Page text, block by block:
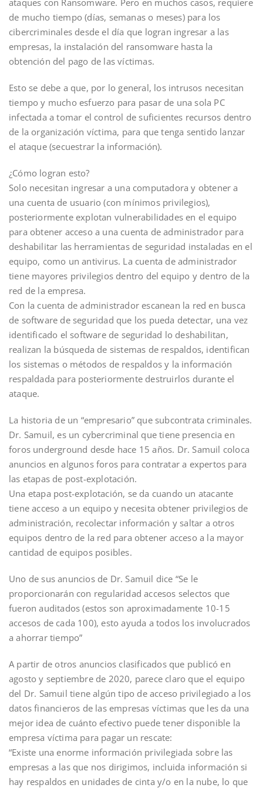
de mucho tiempo (días, semanas o meses) para los
cibercriminales desde el día que logran ingresar a las
empresas, la instalación del ransomware hasta la
obtención del pago de las víctimas.
Esto se debe a que, por lo general, los intrusos necesitan
tiempo y mucho esfuerzo para pasar de una sola PC
infectada a tomar el control de suficientes recursos dentro
de la organización víctima, para que tenga sentido lanzar
el ataque (secuestrar la información).
¿Cómo logran esto?
Solo necesitan ingresar a una computadora y obtener a
una cuenta de usuario (con mínimos privilegios),
posteriormente explotan vulnerabilidades en el equipo
para obtener acceso a una cuenta de administrador para
deshabilitar las herramientas de seguridad instaladas en el
equipo, como un antivirus. La cuenta de administrador
tiene mayores privilegios dentro del equipo y dentro de la
red de la empresa.
Con la cuenta de administrador escanean la red en busca
de software de seguridad que los pueda detectar, una vez
identificado el software de seguridad lo deshabilitan,
realizan la búsqueda de sistemas de respaldos, identifican
los sistemas o métodos de respaldos y la información
respaldada para posteriormente destruirlos durante el
ataque.
La historia de un “empresario” que subcontrata criminales.
Dr. Samuil, es un cybercriminal que tiene presencia en
foros underground desde hace 15 años. Dr. Samuil coloca
anuncios en algunos foros para contratar a expertos para
las etapas de post-explotación.
Una etapa post-explotación, se da cuando un atacante
tiene acceso a un equipo y necesita obtener privilegios de
administración, recolectar información y saltar a otros
equipos dentro de la red para obtener acceso a la mayor
cantidad de equipos posibles.
Uno de sus anuncios de Dr. Samuil dice “Se le
proporcionarán con regularidad accesos selectos que
fueron auditados (estos son aproximadamente 10-15
accesos de cada 100), esto ayuda a todos los involucrados
a ahorrar tiempo”
A partir de otros anuncios clasificados que publicó en
agosto y septiembre de 2020, parece claro que el equipo
del Dr. Samuil tiene algún tipo de acceso privilegiado a los
datos financieros de las empresas víctimas que les da una
mejor idea de cuánto efectivo puede tener disponible la
empresa víctima para pagar un rescate:
“Existe una enorme información privilegiada sobre las
empresas a las que nos dirigimos, incluida información si
hay respaldos en unidades de cinta y/o en la nube, lo que